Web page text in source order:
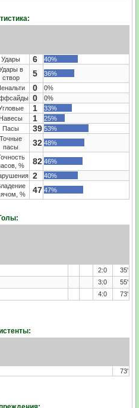
Удары 6
40%
в
створ
5
36%
0
0%
0
0%
1
33%
Навесы 1
25%
Пасы 39 53%
Точные
пасы
32 48%
%
82 46%
2
40%
%
47 47%
2:0
35'
3:0
55'
4:0 73'
73'